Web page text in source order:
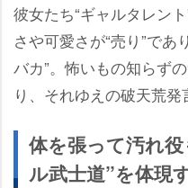
彼女たち“ギャルタレン
さや可愛さが“売り”であ
バカ”。怖いもの知らず
り、それゆえの破天荒発
体を張って汚れ
ル武士道”を体現